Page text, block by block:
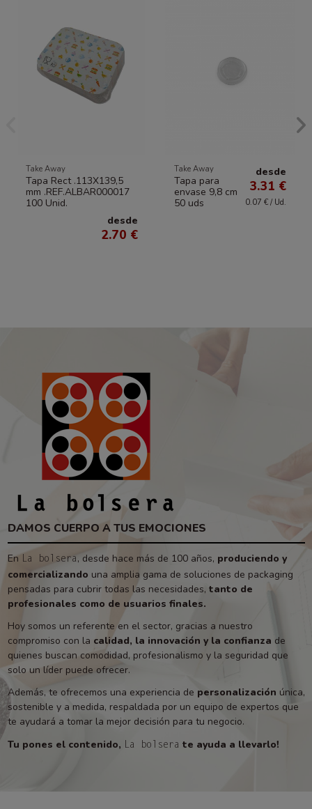
Take Away
Tapa Rect .113X139,5
mm .REF.ALBAR000017
100 Unid.
desde
2.70 €
Take Away
Tapa para
envase 9,8 cm
50 uds
desde
3.31 €
0.07 € / Ud.
DAMOS CUERPO A TUS EMOCIONES
En La bolsera, desde hace más de 100 años, produciendo y
comercializando una amplia gama de soluciones de packaging
pensadas para cubrir todas las necesidades, tanto de
profesionales como de usuarios finales.
Hoy somos un referente en el sector, gracias a nuestro
compromiso con la calidad, la innovación y la confianza de
quienes buscan comodidad, profesionalismo y la seguridad que
solo un líder puede ofrecer.
Además, te ofrecemos una experiencia de personalización única,
sostenible y a medida, respaldada por un equipo de expertos que
te ayudará a tomar la mejor decisión para tu negocio.
Tu pones el contenido, La bolsera te ayuda a llevarlo!